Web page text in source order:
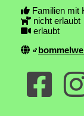
Familien mit
nicht erlaubt
erlaubt